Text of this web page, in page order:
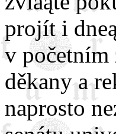
projít i
v početním
děkany a
naprosto